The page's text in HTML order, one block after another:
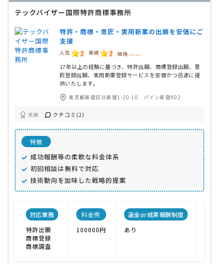
テックバイザー国際特許商標事務所
特許・商標・意匠・実用新案の出願を安価にご
支援
人気 2 実績 2 価格 -----
17年以上の経験に基づき、特許出願、商標登録出願、意
匠登録出願、実用新案登録サービスを安価かつ迅速に提
供いたします。
東京都新宿区北新宿1-20-10 パイン新宿902
実績 クチコミ(2)
特徴
成功報酬等の柔軟な料金体系
初回相談は無料で対応
技術動向を加味した戦略的提案
対応業務
特許出願
商標登録
商標調査
料金例
100000円
返金or成果報酬制度
あり